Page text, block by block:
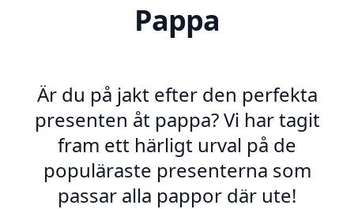
Pappa
Är du på jakt efter den perfekta
presenten åt pappa? Vi har tagit
fram ett härligt urval på de
populäraste presenterna som
passar alla pappor där ute!